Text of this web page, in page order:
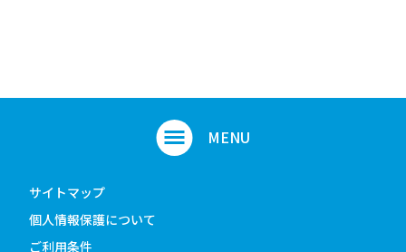
サイトマップ
個人情報保護について
ご利用条件